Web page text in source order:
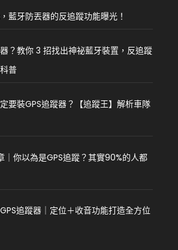
藍牙防丟器的反追蹤功能曝光！
？教你 3 招找出神祕藍牙裝置，反追蹤
普
要裝GPS追蹤器？【追蹤王】解析車隊
｜你以為是GPS追蹤？其實90%的人都
GPS追蹤器｜定位＋收音功能打造全方位